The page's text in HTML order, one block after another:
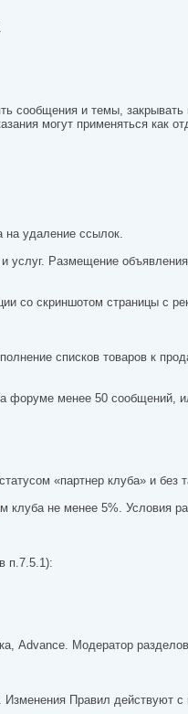
сообщения и темы, закрывать
могут применяться как
на удаление ссылок.
Размещение
со скриншотом страницы с
списков товаров к
менее 50 сообщений,
«партнер клуба» и без
клуба не менее 5%. Условия
п.7.5.1):
Advance. Модератор
Правил действуют с